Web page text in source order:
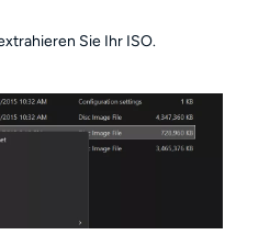
Sie Ihr ISO.